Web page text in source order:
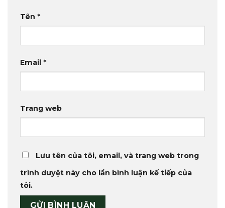
Tên *
Email *
Trang web
Lưu tên của tôi, email, và trang web trong
trình duyệt này cho lần bình luận kế tiếp của
tôi.